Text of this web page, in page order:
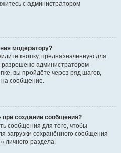
с администратором
модератору?
кнопку, предназначенную для
разрешено администратором
вы пройдёте через ряд шагов,
сообщение.
при создании сообщения?
сообщения для того, чтобы
загрузки сохранённого сообщения
личного раздела.